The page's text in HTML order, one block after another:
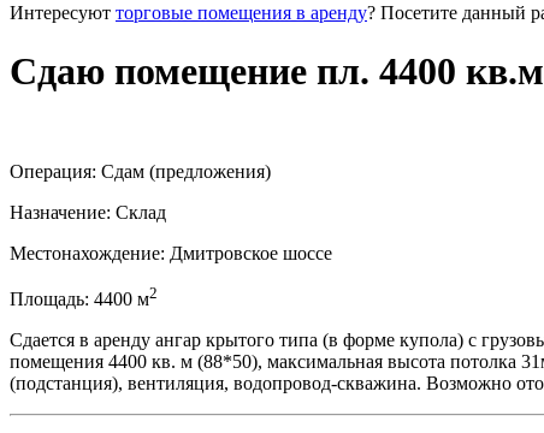
Интересуют торговые помещения в аренду? Посетите данный
Сдаю помещение пл. 4400
Операция: Сдам (предложения)
Назначение: Склад
Местонахождение: Дмитровское шоссе
Площадь: 4400 м2
Сдается в аренду ангар крытого типа (в форме купола) с
помещения 4400 кв. м (88*50), максимальная высота потолка
(подстанция), вентиляция, водопровод-скважина. Возможно